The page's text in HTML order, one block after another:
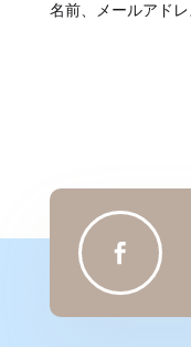
名前、メールアドレ
